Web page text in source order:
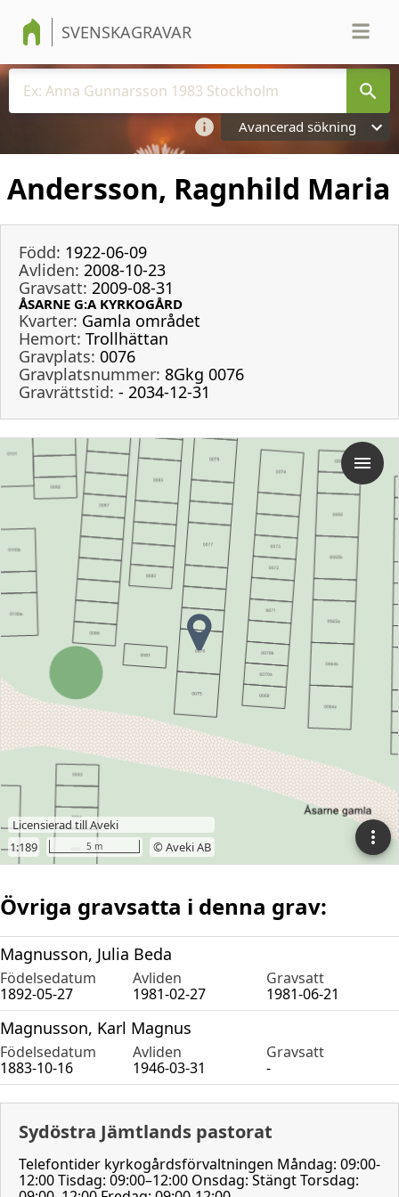
SVENSKAGRAVAR
Avancerad sökning
Andersson, Ragnhild Maria
Född: 1922-06-09
Avliden: 2008-10-23
Gravsatt: 2009-08-31
ÅSARNE G:A KYRKOGÅRD
Kvarter: Gamla området
Hemort: Trollhättan
Gravplats: 0076
Gravplatsnummer: 8Gkg 0076
Gravrättstid: - 2034-12-31
Övriga gravsatta i denna grav:
Magnusson, Julia Beda
Födelsedatum Avliden
Gravsatt
1892-05-27
1981-02-27 1981-06-21
Magnusson, Karl Magnus
Födelsedatum Avliden
Gravsatt
1883-10-16
1946-03-31 -
Sydöstra Jämtlands pastorat
Telefontider kyrkogårdsförvaltningen Måndag: 09:00-
12:00 Tisdag: 09:00–12:00 Onsdag: Stängt Torsdag: